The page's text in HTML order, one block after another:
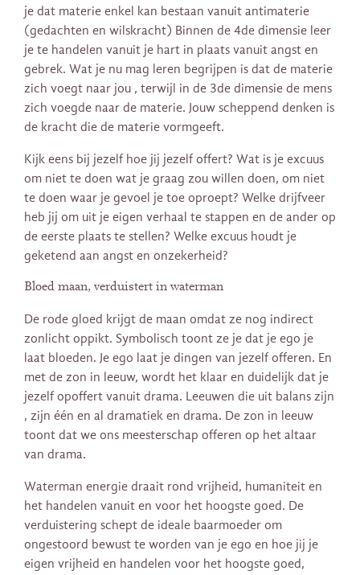
je dat materie enkel kan bestaan vanuit antimaterie
(gedachten en wilskracht) Binnen de 4de dimensie leer
je te handelen vanuit je hart in plaats vanuit angst en
gebrek. Wat je nu mag leren begrijpen is dat de materie
zich voegt naar jou , terwijl in de 3de dimensie de mens
zich voegde naar de materie. Jouw scheppend denken is
de kracht die de materie vormgeeft.
Kijk eens bij jezelf hoe jij jezelf offert? Wat is je excuus
om niet te doen wat je graag zou willen doen, om niet
te doen waar je gevoel je toe oproept? Welke drijfveer
heb jij om uit je eigen verhaal te stappen en de ander op
de eerste plaats te stellen? Welke excuus houdt je
geketend aan angst en onzekerheid?
Bloed maan, verduistert in waterman
De rode gloed krijgt de maan omdat ze nog indirect
zonlicht oppikt. Symbolisch toont ze je dat je ego je
laat bloeden. Je ego laat je dingen van jezelf offeren. En
met de zon in leeuw, wordt het klaar en duidelijk dat je
jezelf opoffert vanuit drama. Leeuwen die uit balans zijn
, zijn één en al dramatiek en drama. De zon in leeuw
toont dat we ons meesterschap offeren op het altaar
van drama.
Waterman energie draait rond vrijheid, humaniteit en
het handelen vanuit en voor het hoogste goed. De
verduistering schept de ideale baarmoeder om
ongestoord bewust te worden van je ego en hoe jij je
eigen vrijheid en handelen voor het hoogste goed,